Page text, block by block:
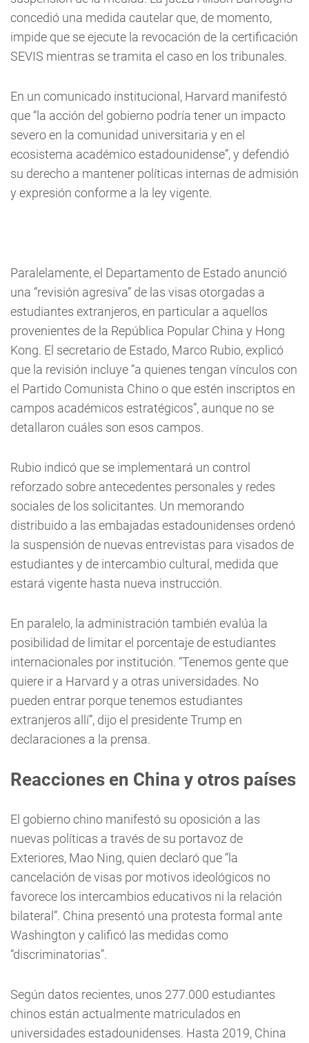
concedió una medida cautelar que, de momento,
impide que se ejecute la revocación de la certificación
SEVIS mientras se tramita el caso en los tribunales.
En un comunicado institucional, Harvard manifestó
que “la acción del gobierno podría tener un impacto
severo en la comunidad universitaria y en el
ecosistema académico estadounidense”, y defendió
su derecho a mantener políticas internas de admisión
y expresión conforme a la ley vigente.
Paralelamente, el Departamento de Estado anunció
una “revisión agresiva” de las visas otorgadas a
estudiantes extranjeros, en particular a aquellos
provenientes de la República Popular China y Hong
Kong. El secretario de Estado, Marco Rubio, explicó
que la revisión incluye “a quienes tengan vínculos con
el Partido Comunista Chino o que estén inscriptos en
campos académicos estratégicos”, aunque no se
detallaron cuáles son esos campos.
Rubio indicó que se implementará un control
reforzado sobre antecedentes personales y redes
sociales de los solicitantes. Un memorando
distribuido a las embajadas estadounidenses ordenó
la suspensión de nuevas entrevistas para visados de
estudiantes y de intercambio cultural, medida que
estará vigente hasta nueva instrucción.
En paralelo, la administración también evalúa la
posibilidad de limitar el porcentaje de estudiantes
internacionales por institución. “Tenemos gente que
quiere ir a Harvard y a otras universidades. No
pueden entrar porque tenemos estudiantes
extranjeros allí”, dijo el presidente Trump en
declaraciones a la prensa.
Reacciones en China y otros países
El gobierno chino manifestó su oposición a las
nuevas políticas a través de su portavoz de
Exteriores, Mao Ning, quien declaró que “la
cancelación de visas por motivos ideológicos no
favorece los intercambios educativos ni la relación
bilateral”. China presentó una protesta formal ante
Washington y calificó las medidas como
“discriminatorias”.
Según datos recientes, unos 277.000 estudiantes
chinos están actualmente matriculados en
universidades estadounidenses. Hasta 2019, China